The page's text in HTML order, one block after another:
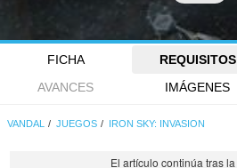
FICHA REQUISITOS
AVANCES
IMÁGENES
VANDAL JUEGOS IRON SKY: INVASION